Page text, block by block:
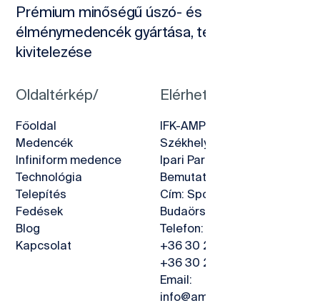
Prémium minőségű úszó- és
élménymedencék gyártása, teljeskörű
kivitelezése
Oldaltérkép/
Főoldal
Medencék
Infiniform medence
Technológia
Telepítés
Fedések
Blog
Kapcsolat
Elérhetőségeink/
IFK-AMPRON KFT.
Székhely: 2890 Tata, Déli
Ipari Park 460/217.
Bemutatóterem:
Cím: Sport utca 6.,
Budaörs 2040
Telefon:
+36 30 237 0873
+36 30 237 0874
Email:
info@ampron.hu